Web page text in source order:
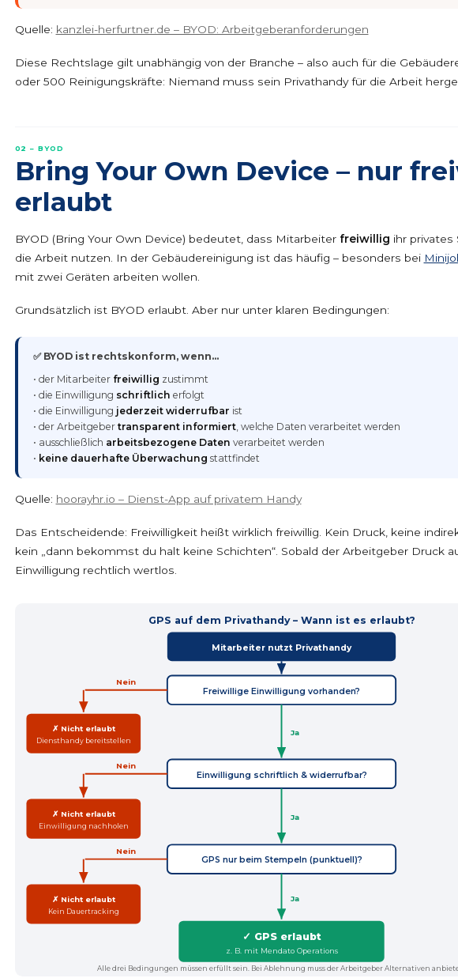
Quelle: kanzlei-herfurtner.de – BYOD: Arbeitgeberanforderungen
Diese Rechtslage gilt unabhängig von der Branche – also auch für die
oder 500 Reinigungskräfte: Niemand muss sein Privathandy für die Arbeit
02 – BYOD
Bring Your Own Device – nur
erlaubt
BYOD (Bring Your Own Device) bedeutet, dass Mitarbeiter freiwillig ihr privates
die Arbeit nutzen. In der Gebäudereinigung ist das häufig – besonders bei
mit zwei Geräten arbeiten wollen.
Grundsätzlich ist BYOD erlaubt. Aber nur unter klaren Bedingungen:
✅ BYOD ist rechtskonform, wenn…
• der Mitarbeiter freiwillig zustimmt
• die Einwilligung schriftlich erfolgt
• die Einwilligung jederzeit widerrufbar ist
• der Arbeitgeber transparent informiert, welche Daten verarbeitet werden
• ausschließlich arbeitsbezogene Daten verarbeitet werden
• keine dauerhafte Überwachung stattfindet
Quelle: hoorayhr.io – Dienst-App auf privatem Handy
Das Entscheidende: Freiwilligkeit heißt wirklich freiwillig. Kein Druck, keine
kein „dann bekommst du halt keine Schichten“. Sobald der Arbeitgeber Druck
Einwilligung rechtlich wertlos.
GPS auf dem Privathandy – Wann ist es erlaubt?
Mitarbeiter nutzt Privathandy
Freiwillige Einwilligung vorhanden?
Nein
✗ Nicht erlaubt
Diensthandy bereitstellen
Ja
Einwilligung schriftlich & widerrufbar?
Nein
✗ Nicht erlaubt
Einwilligung nachholen
Ja
GPS nur beim Stempeln (punktuell)?
Nein
✗ Nicht erlaubt
Kein Dauertracking
Ja
✓ GPS erlaubt
z. B. mit Mendato Operations
Alle drei Bedingungen müssen erfüllt sein. Bei Ablehnung muss der Arbeitgeber Alternativen